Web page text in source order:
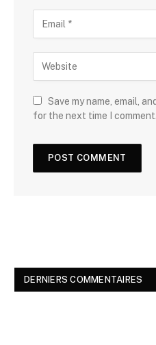
Save my name, email,
for the next time I comment.
DERNIERS COMMENTAIRES